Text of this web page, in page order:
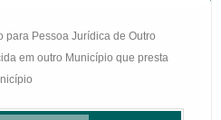
para Pessoa Jurídica de Outro
em outro Município que presta